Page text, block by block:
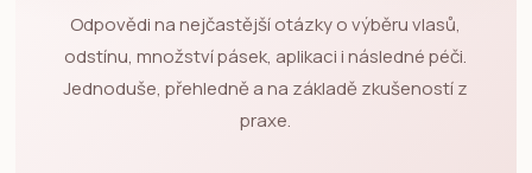
Odpovědi na nejčastější otázky o výběru vlasů,
odstínu, množství pásek, aplikaci i následné péči.
Jednoduše, přehledně a na základě zkušeností z
praxe.